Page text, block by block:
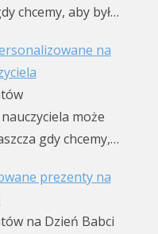
chcemy, aby był…
na
może
gdy chcemy,…
prezenty na
na Dzień Babci